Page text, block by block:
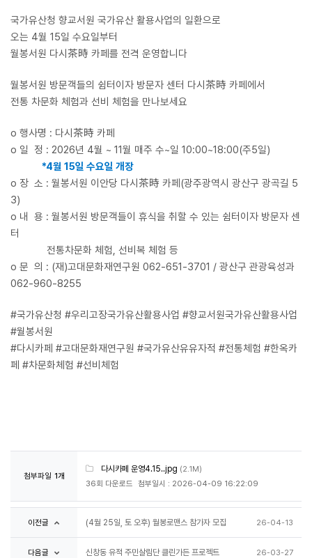
국가유산청 향교서원 국가유산 활용사업의 일환으로
오는 4월 15일 수요일부터
월봉서원 다시茶時 카페를 전격 운영합니다
월봉서원 방문객들의 쉼터이자 방문자 센터 다시茶時 카페에서
전통 차문화 체험과 선비 체험을 만나보세요
o 행사명 : 다시茶時 카페
o 일 정 : 2026년 4월 ~ 11월 매주 수~일 10:00~18:00(주5일)
*4월 15일 수요일 개장
o 장 소 : 월봉서원 이안당 다시茶時 카페(광주광역시 광산구 광곡길 5
3)
o 내 용 : 월봉서원 방문객들이 휴식을 취할 수 있는 쉼터이자 방문자 센
터
전통차문화 체험, 선비복 체험 등
o 문 의 : (재)고대문화재연구원 062-651-3701 / 광산구 관광육성과
062-960-8255
#국가유산청 #우리고장국가유산활용사업 #향교서원국가유산활용사업
#월봉서원
#다시카페 #고대문화재연구원 #국가유산유유자적 #전통체험 #한옥카
페 #차문화체험 #선비체험
첨부파일 1개
다시카페 운영4.15..jpg (2.1M)
36회 다운로드 첨부일시 : 2026-04-09 16:22:09
이전글 (4월 25일, 토 오후) 월봉로맨스 참가자 모집 26-04-13
다음글 신창동 유적 주민살림단 클린가든 프로젝트 26-03-27